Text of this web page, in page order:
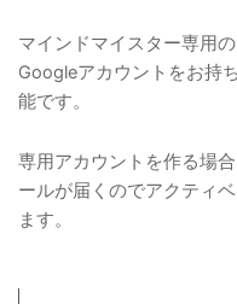
マインドマイスター専用
Googleアカウントをお持
能です。
専用アカウントを作る場
ールが届くのでアクティ
ます。